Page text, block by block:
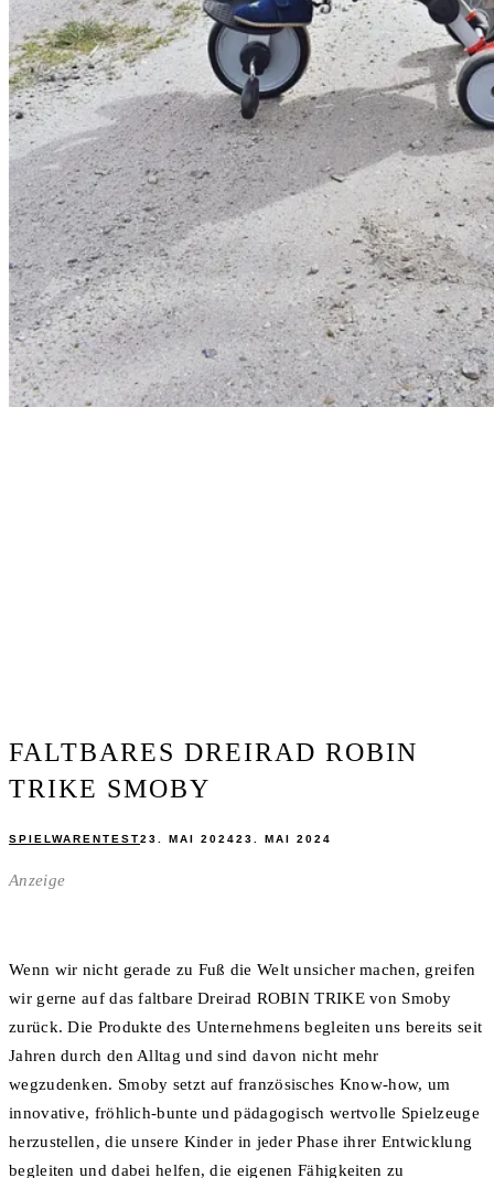
FALTBARES DREIRAD ROBIN
TRIKE SMOBY
SPIELWARENTEST23. MAI 202423. MAI 2024
Anzeige
Wenn wir nicht gerade zu Fuß die Welt unsicher machen, greifen
wir gerne auf das faltbare Dreirad ROBIN TRIKE von Smoby
zurück. Die Produkte des Unternehmens begleiten uns bereits seit
Jahren durch den Alltag und sind davon nicht mehr
wegzudenken. Smoby setzt auf französisches Know-how, um
innovative, fröhlich-bunte und pädagogisch wertvolle Spielzeuge
herzustellen, die unsere Kinder in jeder Phase ihrer Entwicklung
begleiten und dabei helfen, die eigenen Fähigkeiten zu